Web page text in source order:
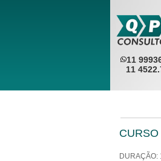
11
11
DURAÇÃO: